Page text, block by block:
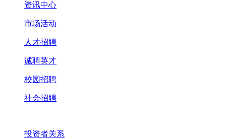
资讯中心
市场活动
人才招聘
诚聘英才
校园招聘
社会招聘
投资者关系